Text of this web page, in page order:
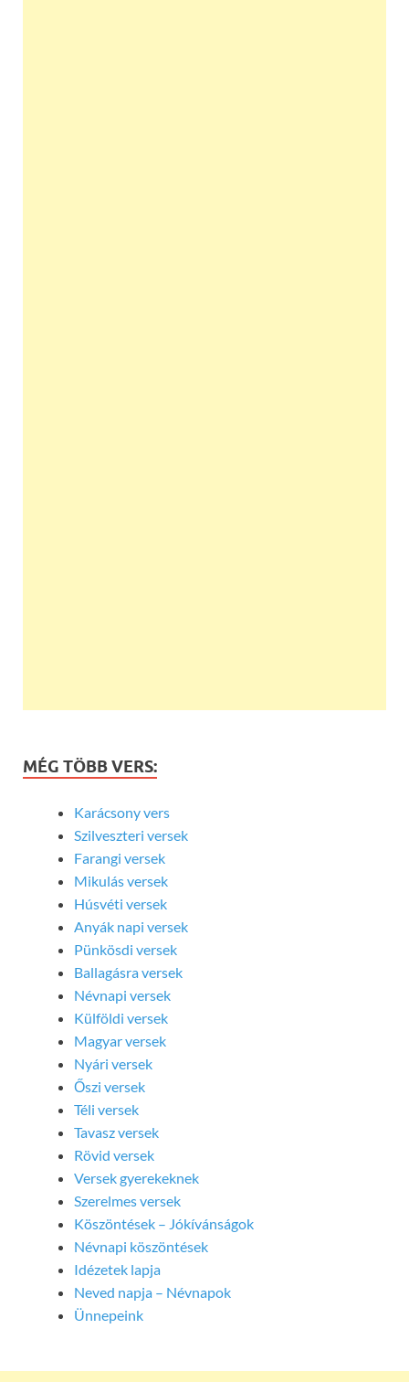
MÉG TÖBB VERS:
Karácsony vers
Szilveszteri versek
Farangi versek
Mikulás versek
Húsvéti versek
Anyák napi versek
Pünkösdi versek
Ballagásra versek
Névnapi versek
Külföldi versek
Magyar versek
Nyári versek
Őszi versek
Téli versek
Tavasz versek
Rövid versek
Versek gyerekeknek
Szerelmes versek
Köszöntések – Jókívánságok
Névnapi köszöntések
Idézetek lapja
Neved napja – Névnapok
Ünnepeink